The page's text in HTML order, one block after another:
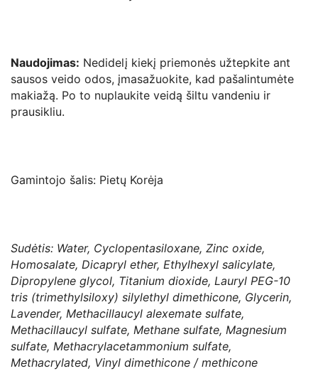
Naudojimas: Nedidelį kiekį priemonės užtepkite ant
sausos veido odos, įmasažuokite, kad pašalintumėte
makiažą. Po to nuplaukite veidą šiltu vandeniu ir
prausikliu.
Gamintojo šalis: Pietų Korėja
Sudėtis: Water, Cyclopentasiloxane, Zinc oxide,
Homosalate, Dicapryl ether, Ethylhexyl salicylate,
Dipropylene glycol, Titanium dioxide, Lauryl PEG-10
tris (trimethylsiloxy) silylethyl dimethicone, Glycerin,
Lavender, Methacillaucyl alexemate sulfate,
Methacillaucyl sulfate, Methane sulfate, Magnesium
sulfate, Methacrylacetammonium sulfate,
Methacrylated, Vinyl dimethicone / methicone